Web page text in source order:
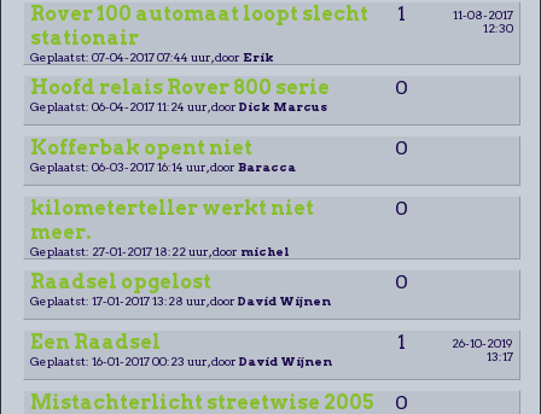
Rover 100 automaat loopt slecht
stationair
1
11-08-2017
12:30
Geplaatst: 07-04-2017 07:44 uur, door Erik
Hoofd relais Rover 800 serie 0
Geplaatst: 06-04-2017 11:24 uur, door Dick Marcus
Kofferbak opent niet 0
Geplaatst: 06-03-2017 16:14 uur, door Baracca
kilometerteller werkt niet
meer.
0
Geplaatst: 27-01-2017 18:22 uur, door michel
Raadsel opgelost 0
Geplaatst: 17-01-2017 13:28 uur, door David Wijnen
Een Raadsel 1
26-10-2019
13:17
Geplaatst: 16-01-2017 00:23 uur, door David Wijnen
Mistachterlicht streetwise 2005 0